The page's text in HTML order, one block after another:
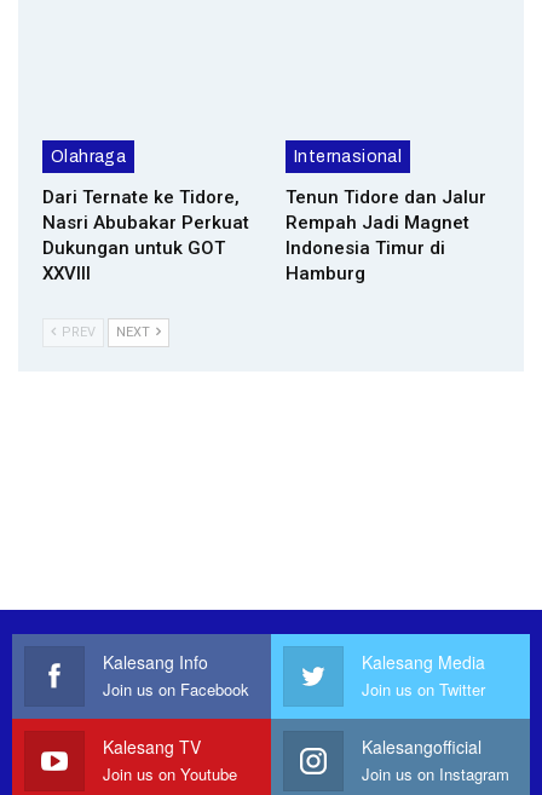
Olahraga
Dari Ternate ke Tidore,
Nasri Abubakar Perkuat
Dukungan untuk GOT
XXVIII
Internasional
Tenun Tidore dan Jalur
Rempah Jadi Magnet
Indonesia Timur di
Hamburg
PREV NEXT
Kalesang Info
Join us on Facebook
Kalesang Media
Join us on Twitter
Kalesang TV
Join us on Youtube
Kalesangofficial
Join us on Instagram